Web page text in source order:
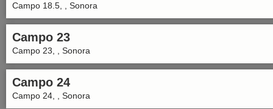
Campo 18.5, , Sonora
Campo 23
Campo 23, , Sonora
Campo 24
Campo 24, , Sonora